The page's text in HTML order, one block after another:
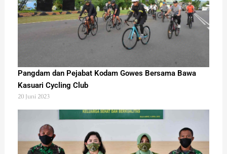
Pangdam dan Pejabat Kodam Gowes Bersama Bawa
Kasuari Cycling Club
20 Juni 2023